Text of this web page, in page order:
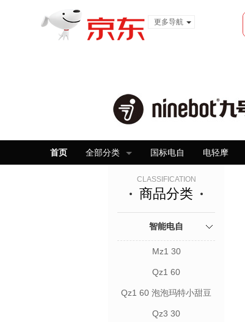
更多导航
首页 全部分类 国标电自 电轻摩
CLASSIFICATION
商品分类
智能电自
Mz1 30
Qz1 60
Qz1 60 泡泡玛特小甜豆
Qz3 30